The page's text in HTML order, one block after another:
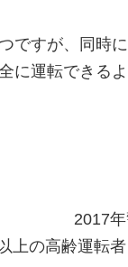
ですが、同時
に運転できる
2017
上の高齢運転